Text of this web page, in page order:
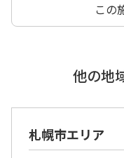
この
他の地
札幌市エリア